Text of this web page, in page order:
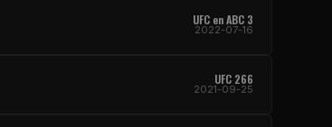
UFC en ABC 3
2022-07-16
UFC 266
2021-09-25